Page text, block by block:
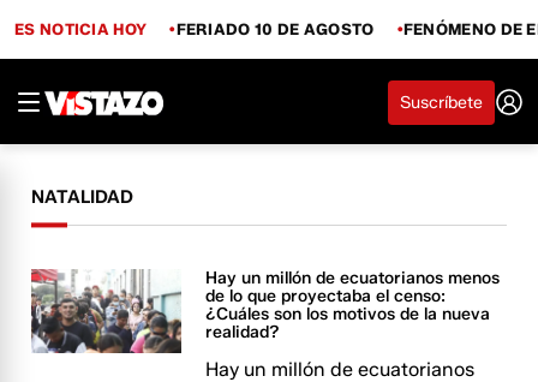
ES NOTICIA HOY FERIADO 10 DE AGOSTO FENÓMENO DE
Suscríbete
NATALIDAD
Hay un millón de ecuatorianos menos
de lo que proyectaba el censo:
¿Cuáles son los motivos de la nueva
realidad?
Hay un millón de ecuatorianos